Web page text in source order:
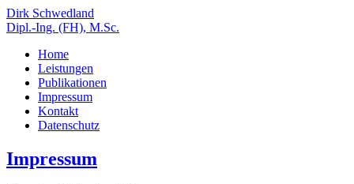
Dirk Schwedland
Dipl.-Ing. (FH), M.Sc.
Home
Leistungen
Publikationen
Impressum
Kontakt
Datenschutz
Impressum